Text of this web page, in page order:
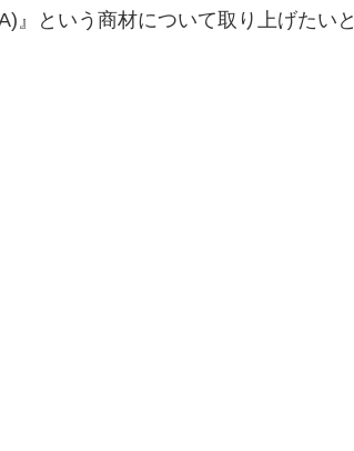
』という商材について取り上げたいと